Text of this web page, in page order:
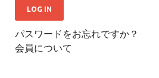
パスワードをお忘れですか？
会員について